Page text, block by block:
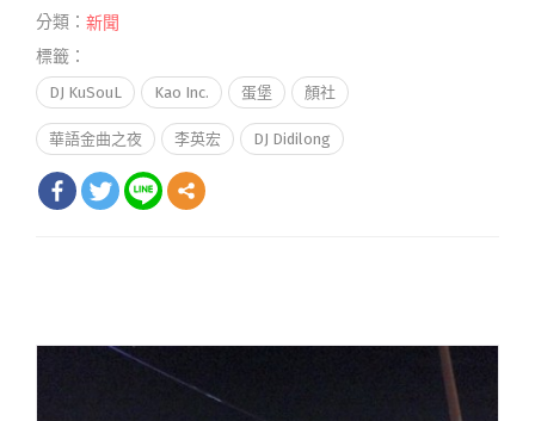
分類： 新聞
標籤：
DJ KuSouL Kao Inc. 蛋堡 顏社
華語金曲之夜 李英宏 DJ Didilong